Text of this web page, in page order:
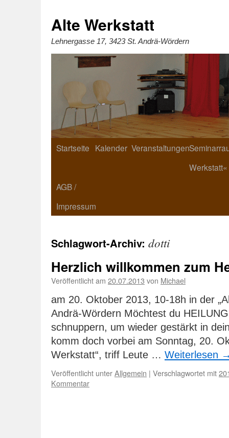
Alte Werkstatt
Lehnergasse 17, 3423 St. Andrä-Wördern
Startseite Kalender Veranstaltungen
Werkstatt«
AGB /
Impressum
Schlagwort-Archiv: dotti
Herzlich willkommen zum
Veröffentlicht am 20.07.2013 von Michael
am 20. Oktober 2013, 10-18h in der
Andrä-Wördern Möchtest du
schnuppern, um wieder gestärkt in
komm doch vorbei am Sonntag, 20.
Werkstatt“, triff Leute … Weiterlesen
Veröffentlicht unterAllgemein | Verschlagwortet mit
Kommentar